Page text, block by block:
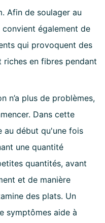
Afin de soulager au
également de
qui provoquent des
riches en fibres pendant
n’a plus de problèmes,
Dans cette
au début qu'une fois
une quantité
quantités, avant
et de manière
des plats. Un
symptômes aide à